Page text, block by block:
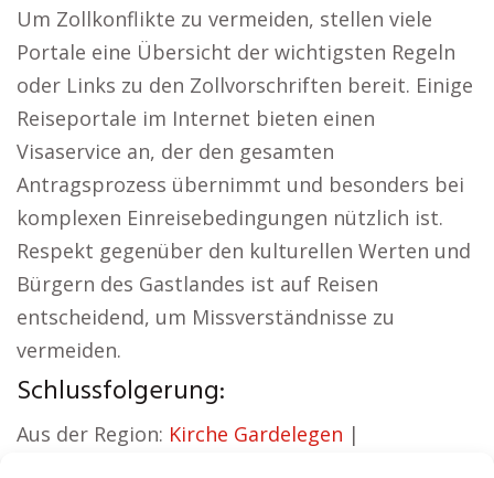
Um Zollkonflikte zu vermeiden, stellen viele
Portale eine Übersicht der wichtigsten Regeln
oder Links zu den Zollvorschriften bereit. Einige
Reiseportale im Internet bieten einen
Visaservice an, der den gesamten
Antragsprozess übernimmt und besonders bei
komplexen Einreisebedingungen nützlich ist.
Respekt gegenüber den kulturellen Werten und
Bürgern des Gastlandes ist auf Reisen
entscheidend, um Missverständnisse zu
vermeiden.
Schlussfolgerung:
Aus der Region: Kirche Gardelegen |